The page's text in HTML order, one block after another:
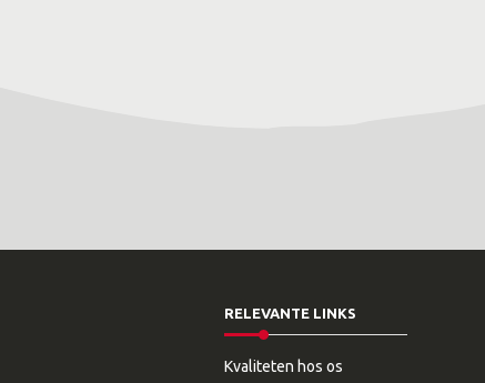
RELEVANTE LINKS
Kvaliteten hos os